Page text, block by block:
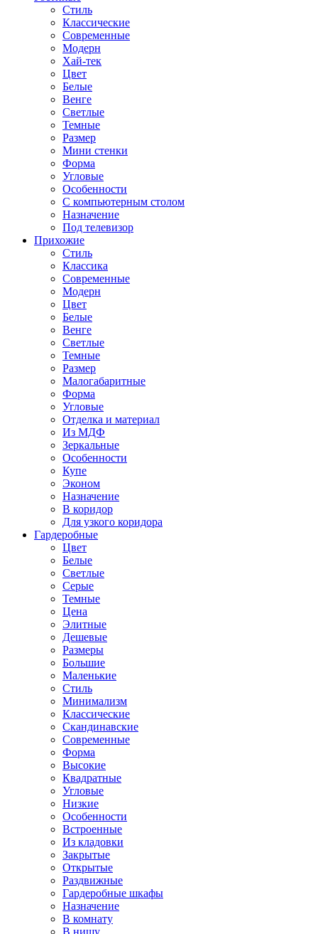
Стиль
Классические
Современные
Модерн
Хай-тек
Цвет
Белые
Венге
Светлые
Темные
Размер
Мини стенки
Форма
Угловые
Особенности
С компьютерным столом
Назначение
Под телевизор
Прихожие
Стиль
Классика
Современные
Модерн
Цвет
Белые
Венге
Светлые
Темные
Размер
Малогабаритные
Форма
Угловые
Отделка и материал
Из МДФ
Зеркальные
Особенности
Купе
Эконом
Назначение
В коридор
Для узкого коридора
Гардеробные
Цвет
Белые
Светлые
Серые
Темные
Цена
Элитные
Дешевые
Размеры
Большие
Маленькие
Стиль
Минимализм
Классические
Скандинавские
Современные
Форма
Высокие
Квадратные
Угловые
Низкие
Особенности
Встроенные
Из кладовки
Закрытые
Открытые
Раздвижные
Гардеробные шкафы
Назначение
В комнату
В нишу